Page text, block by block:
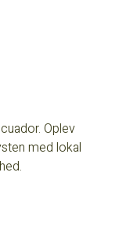
Oplev
med lokal